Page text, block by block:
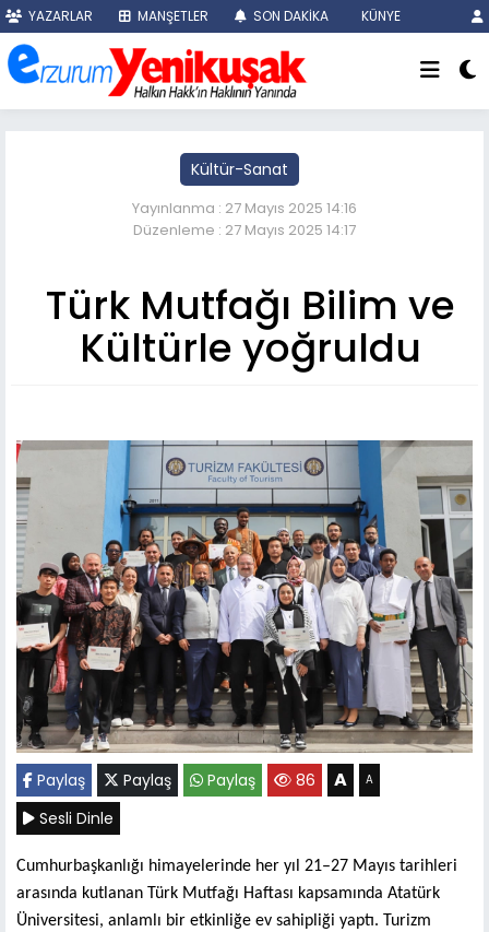
YAZARLAR MANŞETLER SON DAKİKA KÜNYE
Kültür-Sanat
Yayınlanma : 27 Mayıs 2025 14:16
Düzenleme : 27 Mayıs 2025 14:17
Türk Mutfağı Bilim ve
Kültürle yoğruldu
Paylaş Paylaş Paylaş 86 A A
Sesli Dinle
Cumhurbaşkanlığı himayelerinde her yıl 21–27 Mayıs tarihleri
arasında kutlanan Türk Mutfağı Haftası kapsamında Atatürk
Üniversitesi, anlamlı bir etkinliğe ev sahipliği yaptı. Turizm